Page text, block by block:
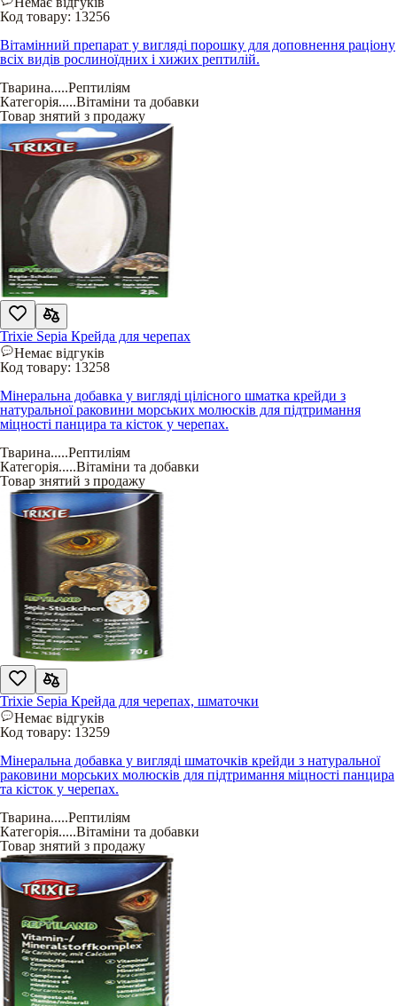
Код товару: 13256
Вітамінний препарат у вигляді порошку для доповнення раціону
всіх видів рослиноїдних і хижих рептилій.
Тварина.....Рептиліям
Категорія.....Вітаміни та добавки
Товар знятий з продажу
Trixie Sepia Крейда для черепах
Немає відгуків
Код товару: 13258
Мінеральна добавка у вигляді цілісного шматка крейди з
натуральної раковини морських молюсків для підтримання
міцності панцира та кісток у черепах.
Тварина.....Рептиліям
Категорія.....Вітаміни та добавки
Товар знятий з продажу
Trixie Sepia Крейда для черепах, шматочки
Немає відгуків
Код товару: 13259
Мінеральна добавка у вигляді шматочків крейди з натуральної
раковини морських молюсків для підтримання міцності панцира
та кісток у черепах.
Тварина.....Рептиліям
Категорія.....Вітаміни та добавки
Товар знятий з продажу